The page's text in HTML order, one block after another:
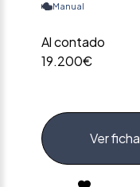
Manual
Al contado
19.200€
Ver ficha